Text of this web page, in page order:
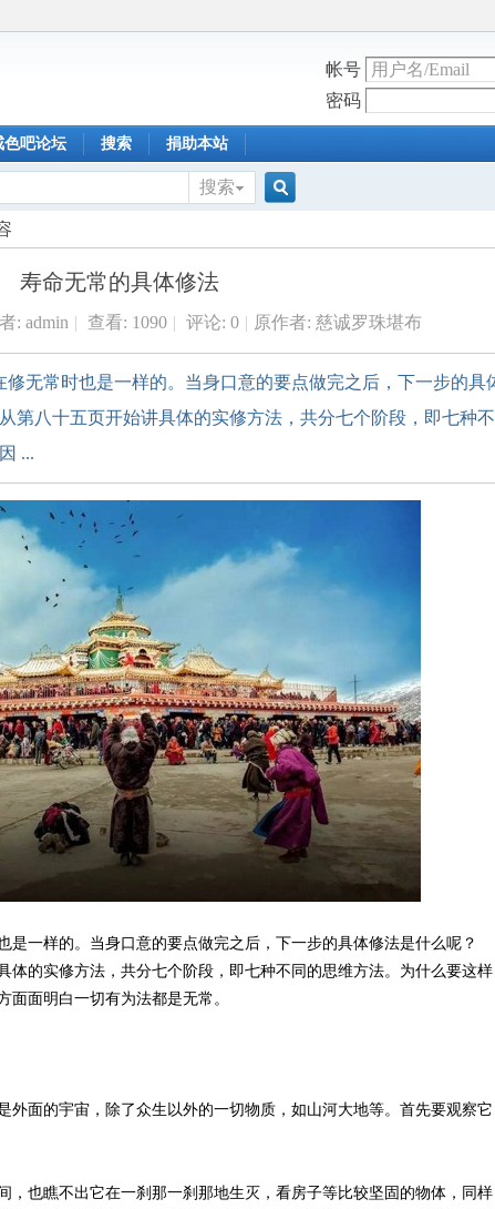
帐号
密码
色吧论坛 搜索 捐助本站
搜索
索
寿命无常的具体修法
: admin | 查看: 1090 | 评论: 0 | 原作者: 慈诚罗珠堪布
修无常时也是一样的。当身口意的要点做完之后，下一步的具
第八十五页开始讲具体的实修方法，共分七个阶段，即七种不
...
是一样的。当身口意的要点做完之后，下一步的具体修法是什么呢？
体的实修方法，共分七个阶段，即七种不同的思维方法。为什么要这样
面明白一切有为法都是无常。
外面的宇宙，除了众生以外的一切物质，如山河大地等。首先要观察它
，也瞧不出它在一刹那一刹那地生灭，看房子等比较坚固的物体，同样